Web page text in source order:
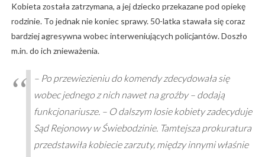
Kobieta została zatrzymana, a jej dziecko przekazane pod opiekę
rodzinie. To jednak nie koniec sprawy. 50-latka stawała się coraz
bardziej agresywna wobec interweniujących policjantów. Doszło
m.in. do ich znieważenia.
– Po przewiezieniu do komendy zdecydowała się
wobec jednego z nich nawet na groźby – dodają
funkcjonariusze. – O dalszym losie kobiety zadecyduje
Sąd Rejonowy w Świebodzinie. Tamtejsza prokuratura
przedstawiła kobiecie zarzuty, między innymi właśnie